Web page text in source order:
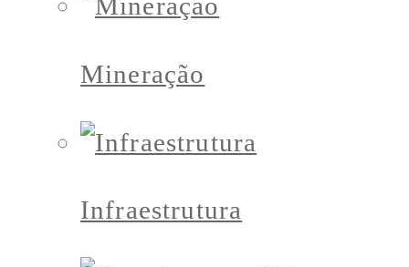
Mineração
Infraestrutura